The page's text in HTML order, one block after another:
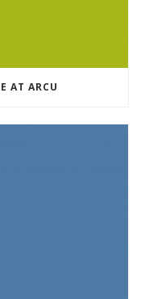
AT ARCU